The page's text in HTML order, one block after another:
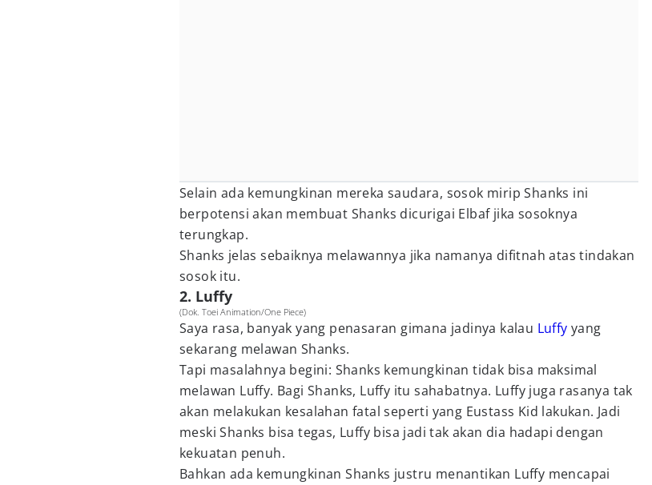
Selain ada kemungkinan mereka saudara, sosok mirip Shanks ini
berpotensi akan membuat Shanks dicurigai Elbaf jika sosoknya
terungkap.
Shanks jelas sebaiknya melawannya jika namanya difitnah atas tindakan
sosok itu.
2. Luffy
(Dok. Toei Animation/One Piece)
Saya rasa, banyak yang penasaran gimana jadinya kalau Luffy yang
sekarang melawan Shanks.
Tapi masalahnya begini: Shanks kemungkinan tidak bisa maksimal
melawan Luffy. Bagi Shanks, Luffy itu sahabatnya. Luffy juga rasanya tak
akan melakukan kesalahan fatal seperti yang Eustass Kid lakukan. Jadi
meski Shanks bisa tegas, Luffy bisa jadi tak akan dia hadapi dengan
kekuatan penuh.
Bahkan ada kemungkinan Shanks justru menantikan Luffy mencapai